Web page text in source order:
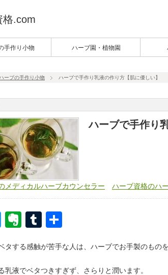
格.com
手作り小物 ハーブ園・植物園
ハーブの手作り小物 ハーブで手作り乳液の作り方【肌に優しい】
ハーブで手作り
メディカルハーブカウンセラー ハーブ資格のハ
TwitterEvernote
Tumblr
タする感触が苦手な人は、ハーブでお手製のもの
乳液でベタつきすぎず、さらりと潤います。